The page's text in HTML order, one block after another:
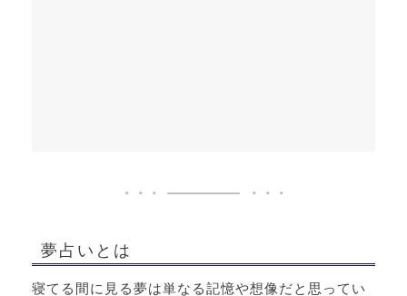
夢占いとは
寝てる間に見る夢は単なる記憶や想像だと思ってい